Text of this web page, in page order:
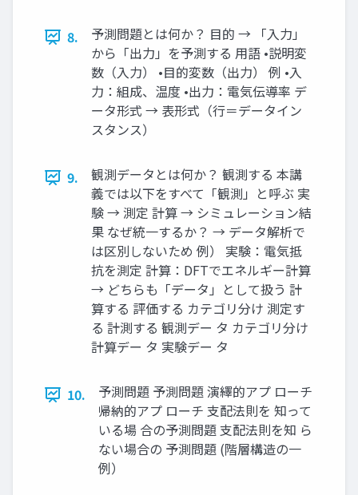
8.
予測問題とは何か？ 目的 → 「入力」
から「出力」を予測する 用語 •説明変
数（入力） •目的変数（出力） 例 •入
力：組成、温度 •出力：電気伝導率 デ
ータ形式 → 表形式（行＝データイン
スタンス）
9.
観測データとは何か？ 観測する 本講
義では以下をすべて「観測」と呼ぶ 実
験 → 測定 計算 → シミュレーション結
果 なぜ統一するか？ → データ解析で
は区別しないため 例） 実験：電気抵
抗を測定 計算：DFTでエネルギー計算
→ どちらも「データ」として扱う 計
算する 評価する カテゴリ分け 測定す
る 計測する 観測デー タ カテゴリ分け
計算デー タ 実験デー タ
10.
予測問題 予測問題 演繹的アプ ローチ
帰納的アプ ローチ 支配法則を 知って
いる場 合の予測問題 支配法則を知 ら
ない場合の 予測問題 (階層構造の一
例）